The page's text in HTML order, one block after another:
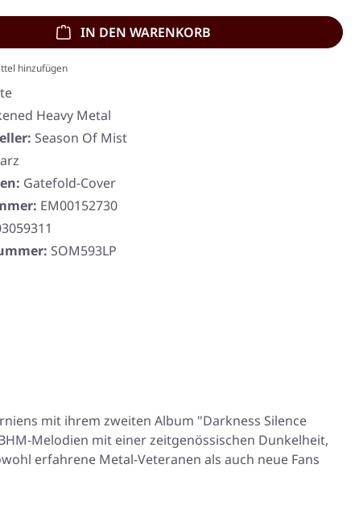
IN DEN WARENKORB
hinzufügen
Heavy Metal
Season Of Mist
Gatefold-Cover
EM00152730
SOM593LP
mit ihrem zweiten Album "Darkness Silence
Melodien mit einer zeitgenössischen Dunkelheit,
erfahrene Metal-Veteranen als auch neue Fans